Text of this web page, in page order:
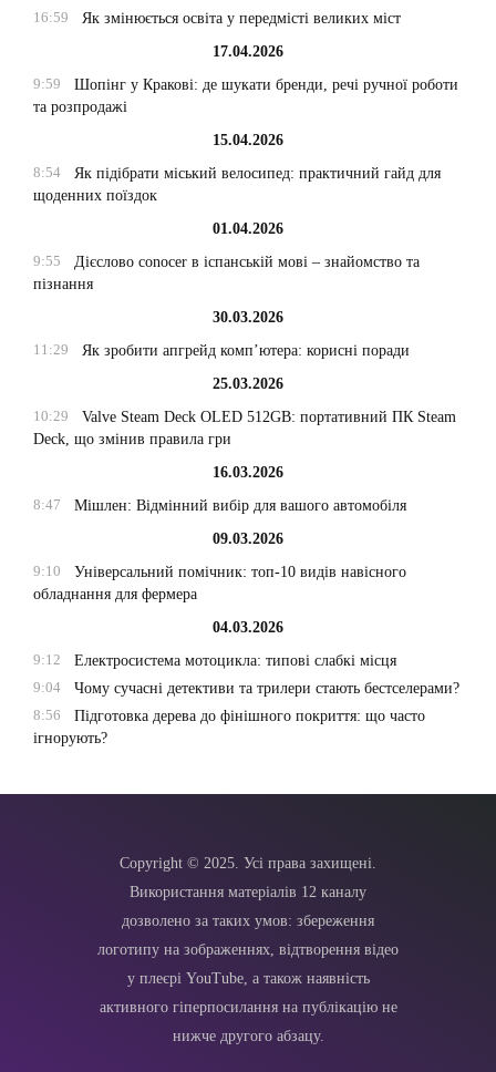
16:59
Як змінюється освіта у передмісті великих міст
17.04.2026
9:59
Шопінг у Кракові: де шукати бренди, речі ручної роботи
та розпродажі
15.04.2026
8:54
Як підібрати міський велосипед: практичний гайд для
щоденних поїздок
01.04.2026
9:55
Дієслово conocer в іспанській мові – знайомство та
пізнання
30.03.2026
11:29
Як зробити апгрейд комп’ютера: корисні поради
25.03.2026
10:29
Valve Steam Deck OLED 512GB: портативний ПК Steam
Deck, що змінив правила гри
16.03.2026
8:47
Мішлен: Відмінний вибір для вашого автомобіля
09.03.2026
9:10
Універсальний помічник: топ-10 видів навісного
обладнання для фермера
04.03.2026
9:12
Електросистема мотоцикла: типові слабкі місця
9:04
Чому сучасні детективи та трилери стають бестселерами?
8:56
Підготовка дерева до фінішного покриття: що часто
ігнорують?
Copyright © 2025. Усі права захищені.
Використання матеріалів 12 каналу
дозволено за таких умов: збереження
логотипу на зображеннях, відтворення відео
у плеєрі YouTube, а також наявність
активного гіперпосилання на публікацію не
нижче другого абзацу.